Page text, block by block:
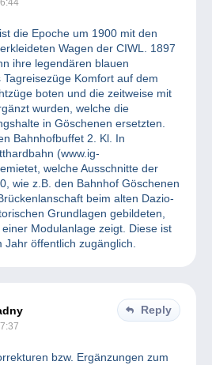
die Epoche um 1900 mit den
Wagen der CIWL. 1897
ihre legendären blauen
Komfort auf dem
boten und die zeitweise mit
wurden, welche die
in Göschenen ersetzten.
Bahnhofbuffet 2. Kl. In
(www.ig-
welche Ausschnitte der
wie z.B. den Bahnhof Göschenen
beim alten Dazio-
Grundlagen gebildeten,
Modulanlage zeigt. Diese ist
Jahr öffentlich zugänglich.
Reply
bzw. Ergänzungen zum